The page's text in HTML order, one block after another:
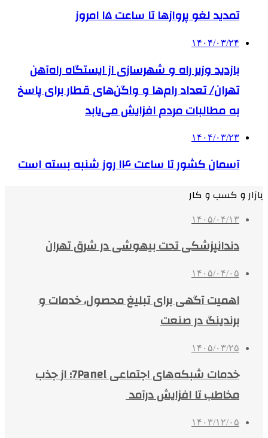
تمدید لغو پروازها تا ساعت ۱۵ امروز
۱۴۰۴/۰۳/۲۴
بازدید وزیر راه و شهرسازی از ایستگاه راه‌آهن
تهران/ تعداد رام‌ها و واگن‌های قطار برای پاسخ
به مطالبات مردم افزایش می‌یابد
۱۴۰۴/۰۳/۲۳
آسمان کشور تا ساعت ۱۴ روز شنبه بسته است
بازار و کسب و کار
۱۴۰۵/۰۴/۱۳
دندانپزشکی تحت بیهوشی در شرق تهران
۱۴۰۵/۰۴/۰۵
اهمیت آگهی برای تبلیغ محصول، خدمات و
برندینگ در صنعت
۱۴۰۵/۰۳/۲۵
خدمات شبکه‌های اجتماعی 7Panel؛ از جذب
مخاطب تا افزایش درآمد
۱۴۰۳/۱۲/۰۵